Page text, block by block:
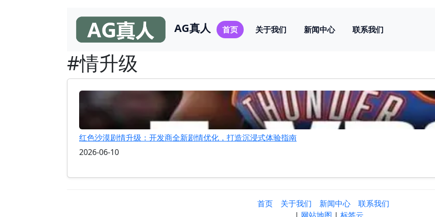
AG真人 首页 关于我们 新闻中心 联系我们
#情升级
红色沙漠剧情升级：开发商全新剧情优化，打造沉浸式体验指南
2026-06-10
首页 关于我们 新闻中心
联系我们